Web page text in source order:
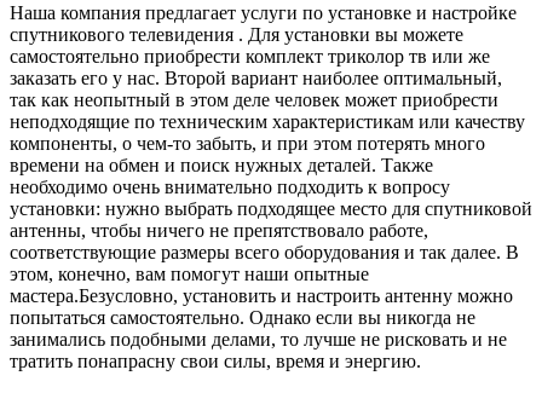
Наша компания предлагает услуги по установке и настройке
спутникового телевидения . Для установки вы можете
самостоятельно приобрести комплект триколор тв или же
заказать его у нас. Второй вариант наиболее оптимальный,
так как неопытный в этом деле человек может приобрести
неподходящие по техническим характеристикам или качеству
компоненты, о чем-то забыть, и при этом потерять много
времени на обмен и поиск нужных деталей. Также
необходимо очень внимательно подходить к вопросу
установки: нужно выбрать подходящее место для спутниковой
антенны, чтобы ничего не препятствовало работе,
соответствующие размеры всего оборудования и так далее. В
этом, конечно, вам помогут наши опытные
мастера.Безусловно, установить и настроить антенну можно
попытаться самостоятельно. Однако если вы никогда не
занимались подобными делами, то лучше не рисковать и не
тратить понапрасну свои силы, время и энергию.